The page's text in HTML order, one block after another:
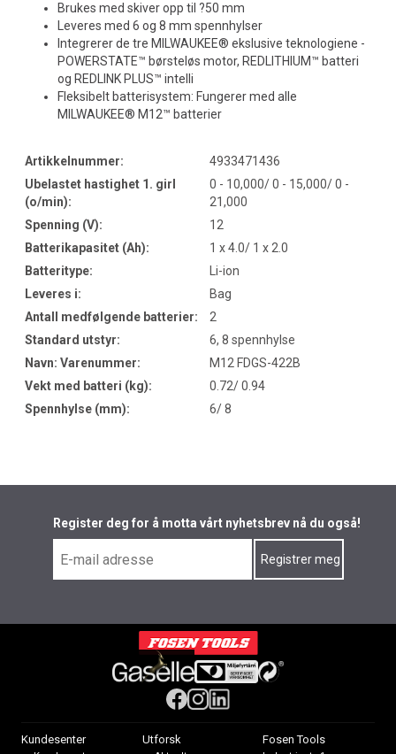
Brukes med skiver opp til ?50 mm
Leveres med 6 og 8 mm spennhylser
Integrerer de tre MILWAUKEE® ekslusive teknologiene -
POWERSTATE™ børsteløs motor, REDLITHIUM™ batteri
og REDLINK PLUS™ intelli
Fleksibelt batterisystem: Fungerer med alle
MILWAUKEE® M12™ batterier
Artikkelnummer:
4933471436
Ubelastet hastighet 1. girl
(o/min):
0 - 10,000/ 0 - 15,000/ 0 -
21,000
Spenning (V):
12
Batterikapasitet (Ah):
1 x 4.0/ 1 x 2.0
Batteritype:
Li-ion
Leveres i:
Bag
Antall medfølgende batterier:
2
Standard utstyr:
6, 8 spennhylse
Navn: Varenummer:
M12 FDGS-422B
Vekt med batteri (kg):
0.72/ 0.94
Spennhylse (mm):
6/ 8
Register deg for å motta vårt nyhetsbrev nå du også!
Kundesenter Utforsk Fosen Tools